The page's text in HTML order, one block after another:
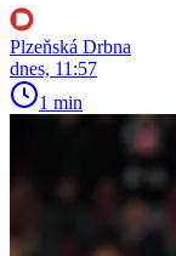
Plzeňská Drbna
dnes, 11:57
1 min